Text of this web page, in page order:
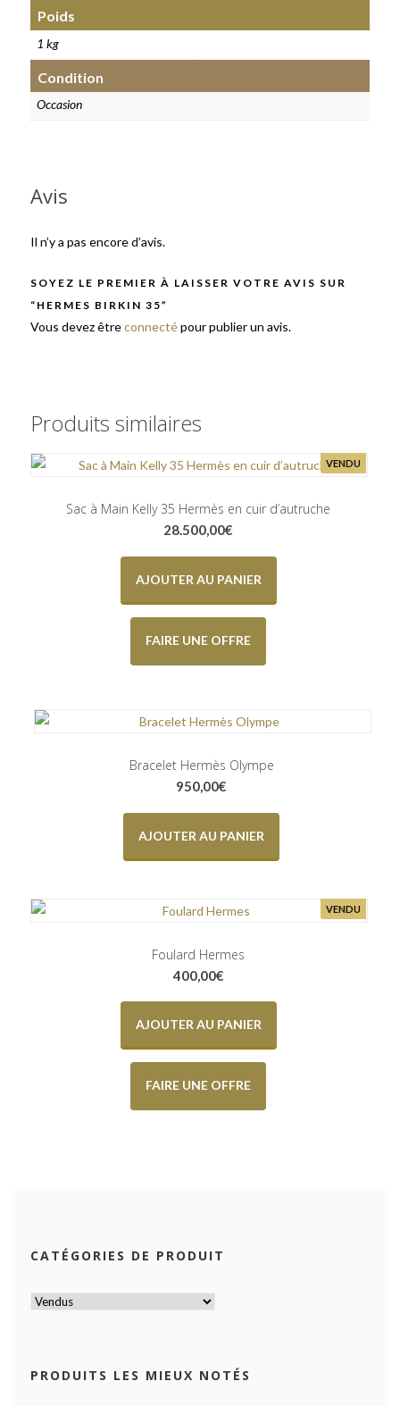
Poids
1 kg
Condition
Occasion
Avis
Il n’y a pas encore d’avis.
SOYEZ LE PREMIER À LAISSER VOTRE AVIS SUR
“HERMES BIRKIN 35”
Vous devez êtreconnectépour publier un avis.
Produits similaires
VENDU
Sac à Main Kelly 35 Hermès en cuir d’autruche
28.500,00€
AJOUTER AU PANIER
FAIRE UNE OFFRE
Bracelet Hermès Olympe
950,00€
AJOUTER AU PANIER
VENDU
Foulard Hermes
400,00€
AJOUTER AU PANIER
FAIRE UNE OFFRE
CATÉGORIES DE PRODUIT
PRODUITS LES MIEUX NOTÉS